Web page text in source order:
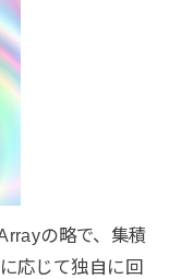
の略で、集積
応じて独自に回